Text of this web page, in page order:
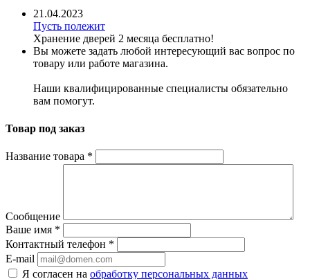
21.04.2023
Пусть полежит
Хранение дверей 2 месяца бесплатно!
Вы можете задать любой интересующий вас вопрос по
товару или работе магазина.
Наши квалифицированные специалисты обязательно
вам помогут.
Товар под заказ
Название товара *
Сообщение
Ваше имя *
Контактный телефон *
E-mail
Я согласен на обработку персональных данных